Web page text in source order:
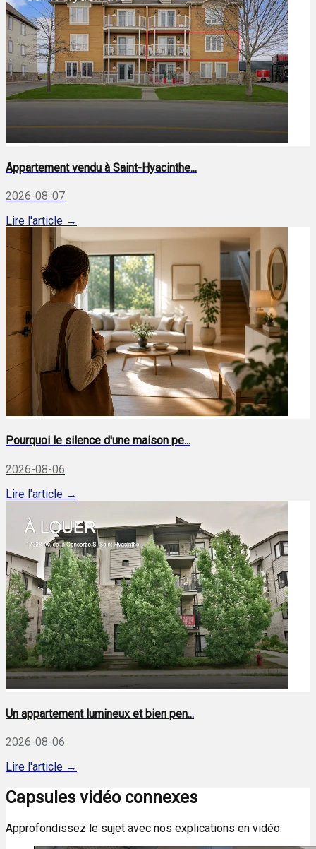
Appartement vendu à Saint-Hyacinthe...
2026-08-07
Lire l'article →
Pourquoi le silence d'une maison pe...
2026-08-06
Lire l'article →
Un appartement lumineux et bien pen...
2026-08-06
Lire l'article →
Capsules vidéo connexes
Approfondissez le sujet avec nos explications en vidéo.